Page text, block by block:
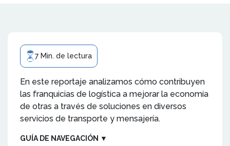
7 Min. de lectura
En este reportaje analizamos cómo contribuyen
las franquicias de logística a mejorar la economía
de otras a través de soluciones en diversos
servicios de transporte y mensajería.
GUÍA DE NAVEGACIÓN ▼